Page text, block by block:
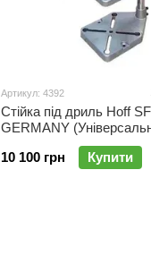
Артикул: 4392
Стійка під дриль Hoff
GERMANY
10 100 грн
Купити